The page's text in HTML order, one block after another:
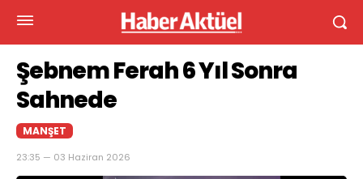
Şebnem Ferah 6 Yıl Sonra
Sahnede
MANŞET
23:35 — 03 Haziran 2026